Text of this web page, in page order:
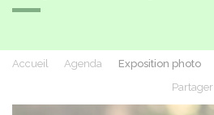
Accueil Agenda
Exposition photo
Partager